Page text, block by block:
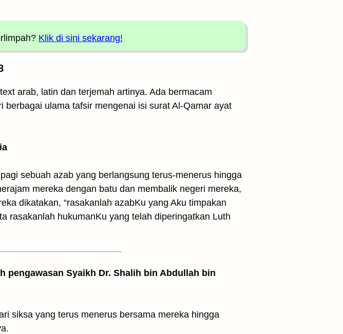
Klik di sini sekarang!
arab, latin dan terjemah artinya. Ada bermacam
ulama tafsir mengenai isi surat Al-Qamar ayat
sebuah azab yang berlangsung terus-menerus hingga
mereka dengan batu dan membalik negeri mereka,
dikatakan, “rasakanlah azabKu yang Aku timpakan
rasakanlah hukumanKu yang telah diperingatkan Luth
pengawasan Syaikh Dr. Shalih bin Abdullah bin
siksa yang terus menerus bersama mereka hingga